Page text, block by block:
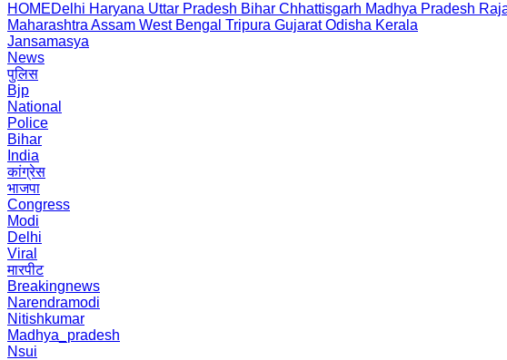
HOMEDelhi Haryana Uttar Pradesh Bihar Chhattisgarh Madhya Pradesh
Maharashtra Assam West Bengal Tripura Gujarat Odisha Kerala
Jansamasya
News
पुलिस
Bjp
National
Police
Bihar
India
कांग्रेस
भाजपा
Congress
Modi
Delhi
Viral
मारपीट
Breakingnews
Narendramodi
Nitishkumar
Madhya_pradesh
Nsui